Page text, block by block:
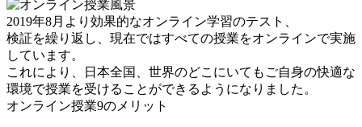
2019年8月より効果的なオンライン学習のテスト、
検証を繰り返し、現在ではすべての授業をオンラインで実施
しています。
これにより、日本全国、世界のどこにいてもご自身の快適な
環境で授業を受けることができるようになりました。
オンライン授業9のメリット